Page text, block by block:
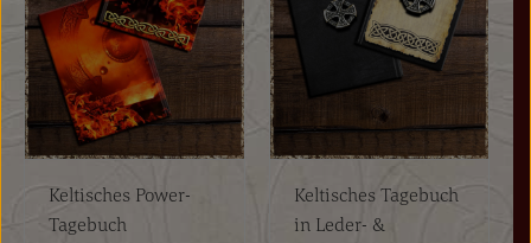
Keltisches Power-
Tagebuch
Keltisches Tagebuch
in Leder- &